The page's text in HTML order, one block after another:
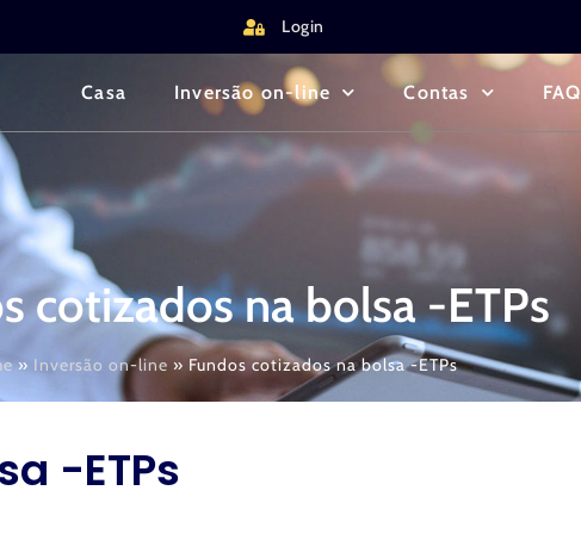
Login
Casa Inversão on-line Contas FAQ
cotizados na bolsa -ETPs
» Inversão on-line » Fundos cotizados na bolsa -ETPs
-ETPs